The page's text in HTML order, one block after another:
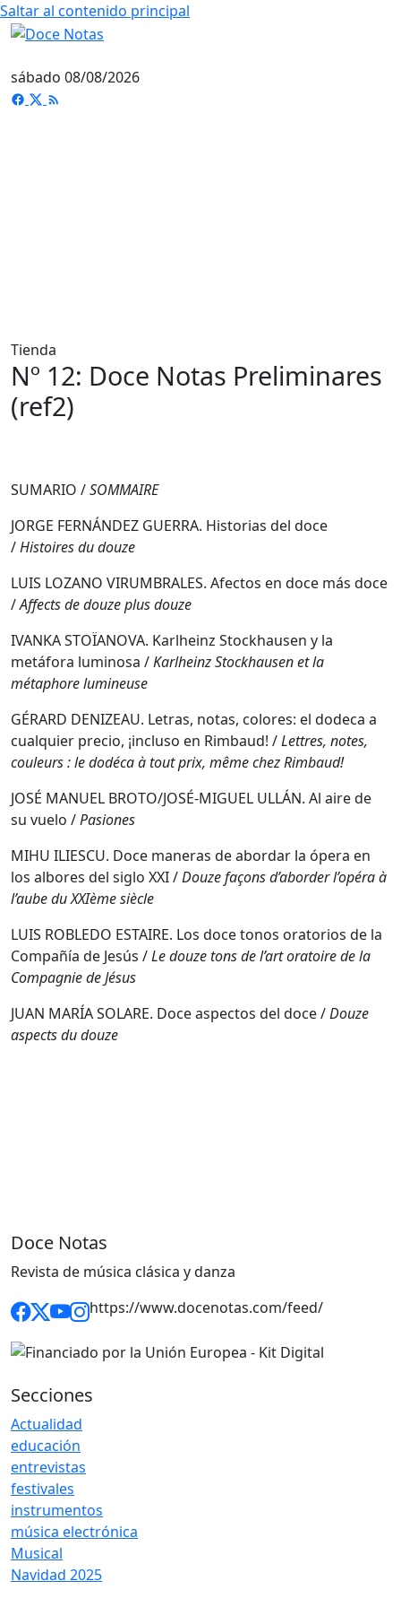
Saltar al contenido principal
sábado 08/08/2026
Tienda
Nº 12: Doce Notas Preliminares
(ref2)
SUMARIO /SOMMAIRE
JORGE FERNÁNDEZ GUERRA. Historias del doce
/Histoires du douze
LUIS LOZANO VIRUMBRALES. Afectos en doce más doce
/Affects de douze plus douze
IVANKA STOÏANOVA. Karlheinz Stockhausen y la
metáfora luminosa /Karlheinz Stockhausen et la
métaphore lumineuse
GÉRARD DENIZEAU. Letras, notas, colores: el dodeca a
cualquier precio, ¡incluso en Rimbaud! /Lettres, notes,
couleurs : le dodéca à tout prix, même chez Rimbaud!
JOSÉ MANUEL BROTO/JOSÉ-MIGUEL ULLÁN. Al aire de
su vuelo /Pasiones
MIHU ILIESCU. Doce maneras de abordar la ópera en
los albores del siglo XXI /Douze façons d’aborder l’opéra à
l’aube du XXIème siècle
LUIS ROBLEDO ESTAIRE. Los doce tonos oratorios de la
Compañía de Jesús /Le douze tons de l’art oratoire de la
Compagnie de Jésus
JUAN MARÍA SOLARE. Doce aspectos del doce /Douze
aspects du douze
Doce Notas
Revista de música clásica y danza
https://www.docenotas.com/feed/
Secciones
Actualidad
educación
entrevistas
festivales
instrumentos
música electrónica
Musical
Navidad 2025